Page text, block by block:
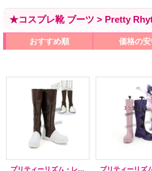
★コスプレ靴 ブーツ > Pretty
おすすめ順 価格の
プリティーリズム・レインボーライブ Pretty Rhythm: Rainbow Live 神浜コウジ風 コスプレ靴 ブーツ